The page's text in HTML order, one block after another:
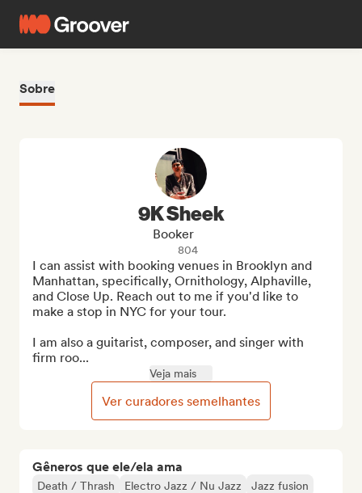
Sobre
Gêneros que ele/ela ama
Death / Thrash Electro Jazz / Nu Jazz
Jazz fusion
9K Sheek
Booker
804
I can assist with booking venues in Brooklyn and
Manhattan, specifically, Ornithology, Alphaville,
and Close Up. Reach out to me if you'd like to
make a stop in NYC for your tour.
I am also a guitarist, composer, and singer with
firm roo...
Veja mais
Ver curadores semelhantes